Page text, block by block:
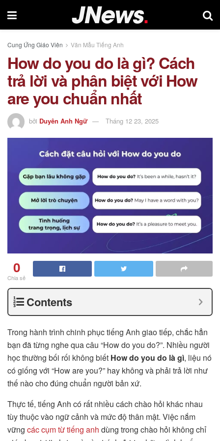
Cung Ứng Giáo Viên Văn Mẫu Tiếng Anh
How do you do là gì? Cách
trả lời và phân biệt với How
are you chuẩn nhất
bởi Duyên Anh Ngữ Tháng 12 23, 2025
0
Chia sẻ
Contents
Trong hành trình chinh phục tiếng Anh giao tiếp, chắc hẳn
bạn đã từng nghe qua câu “How do you do?”. Nhiều người
học thường bối rối không biết How do you do là gì, liệu nó
có giống với “How are you?” hay không và phải trả lời như
thế nào cho đúng chuẩn người bản xứ.
Thực tế, tiếng Anh có rất nhiều cách chào hỏi khác nhau
tùy thuộc vào ngữ cảnh và mức độ thân mật. Việc nắm
vững các cụm từ tiếng anh dùng trong chào hỏi không chỉ